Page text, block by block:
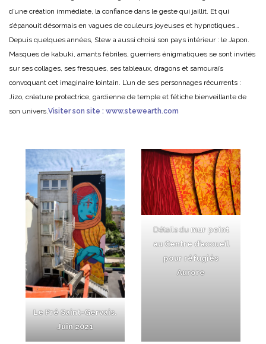
d’une création immédiate, la confiance dans le geste qui jaillit. Et qui
s’épanouit désormais en vagues de couleurs joyeuses et hypnotiques…
Depuis quelques années, Stew a aussi choisi son pays intérieur : le Japon.
Masques de kabuki, amants fébriles, guerriers énigmatiques se sont invités
sur ses collages, ses fresques, ses tableaux, dragons et samouraïs
convoquant cet imaginaire lointain. L’un de ses personnages récurrents :
Jizo, créature protectrice, gardienne de temple et fétiche bienveillante de
son univers. Visiter son site : www.stewearth.com
Le Pré Saint-Gervais.
Juin 2021
Détails du mur peint
au Centre d’accueil
pour réfugiés
Aurore